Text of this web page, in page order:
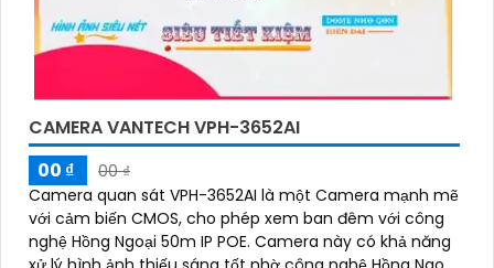
CAMERA VANTECH VPH-3652AI
00 ₫
00 ₫
Camera quan sát VPH-3652AI là một Camera mạnh mẽ
với cảm biến CMOS, cho phép xem ban đêm với công
nghệ Hồng Ngoại 50m IP POE. Camera này có khả năng